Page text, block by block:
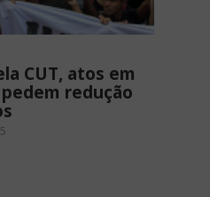
CUT, atos em
redução